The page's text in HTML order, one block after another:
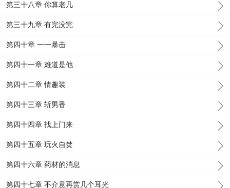
第三十八章 你算老几
第三十九章 有完没完
第四十章 一一暴击
第四十一章 难道是他
第四十二章 情趣装
第四十三章 斩男香
第四十四章 找上门来
第四十五章 玩火自焚
第四十六章 药材的消息
第四十七章 不介意再赏几个耳光